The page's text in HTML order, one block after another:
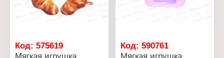
Код: 575619
Мягкая игрушка
Код:590761
Мягкая игрушка